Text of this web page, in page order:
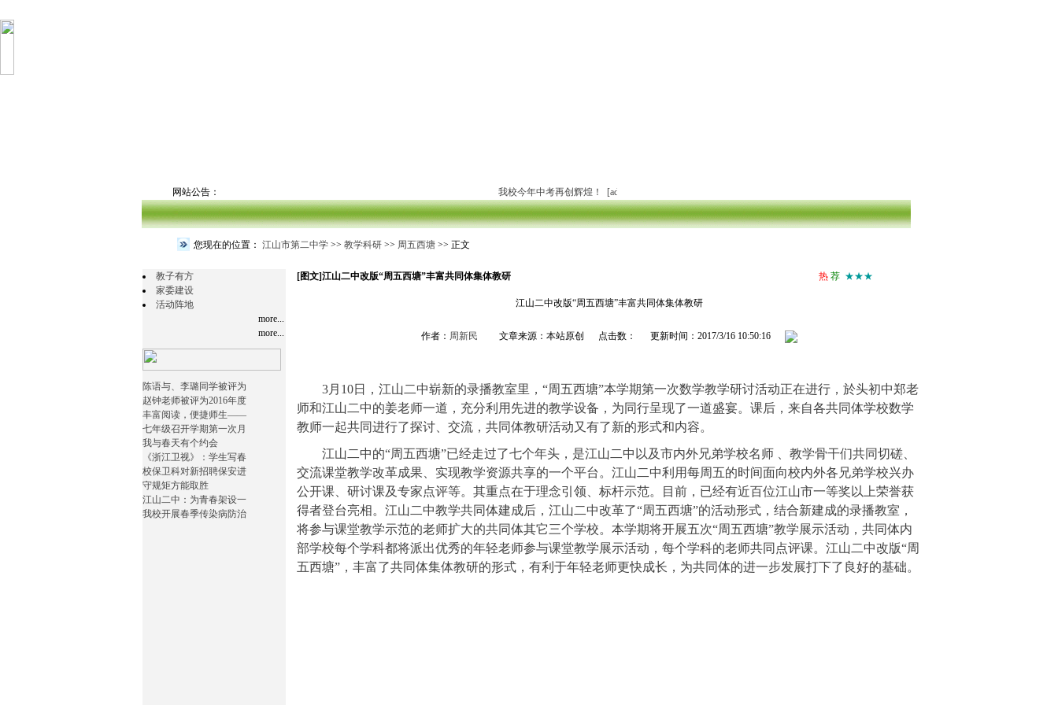
网站公告： 我校今年中考再创辉煌！ [admin 2015年6月20日]
您现在的位置： 江山市第二中学 >> 教学科研 >> 周五西塘 >> 正文
教子有方
家委建设
活动阵地
more...
more...
陈语与、李璐同学被评为
赵钟老师被评为2016年度
丰富阅读，便捷师生——
七年级召开学期第一次月
我与春天有个约会
《浙江卫视》：学生写春
校保卫科对新招聘保安进
守规矩方能取胜
江山二中：为青春架设一
我校开展春季传染病防治
[图文]江山二中改版“周五西塘”丰富共同体集体教研 热 荐 ★★★
江山二中改版“周五西塘”丰富共同体集体教研
作者： 周新民 文章来源：本站原创 点击数： 更新时间：2017/3/16 10:50:16
3月 10日，江山二中崭新的录播教室里， “周五西塘”本学期第一次数学教学研讨活动正在进行，於头初中郑老
师和江山二中的姜老师一道，充分利用先进的教学设备，为同行呈现了一道盛宴。课后，来自各共同体学校数学
教师一起共同进行了探讨、交流，共同体教研活动又有了新的形式和内容。
江山二中的“周五西塘”已经走过了七个年头，是江山二中以及市内外兄弟学校名师 、教学骨干们共同切磋、
交流课堂教学改革成果、实现教学资源共享的一个平台。江山二中利用每周五的时间面向校内外各兄弟学校兴办
公开课、研讨课及专家点评等。其重点在于理念引领、标杆示范。目前，已经有近百位江山市一等奖以上荣誉获
得者登台亮相。江山二中教学共同体建成后，江山二中改革了“周五西塘”的活动形式，结合新建成的录播教室，
将参与课堂教学示范的老师扩大的共同体其它三个学校。本学期将开展五次“周五西塘”教学展示活动，共同体内
部学校每个学科都将派出优秀的年轻老师参与课堂教学展示活动，每个学科的老师共同点评课。江山二中改版“周
五西塘” ，丰富了共同体集体教研的形式，有利于年轻老师更快成长，为共同体的进一步发展打下了良好的基础。